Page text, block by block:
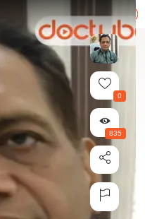
---
0
835